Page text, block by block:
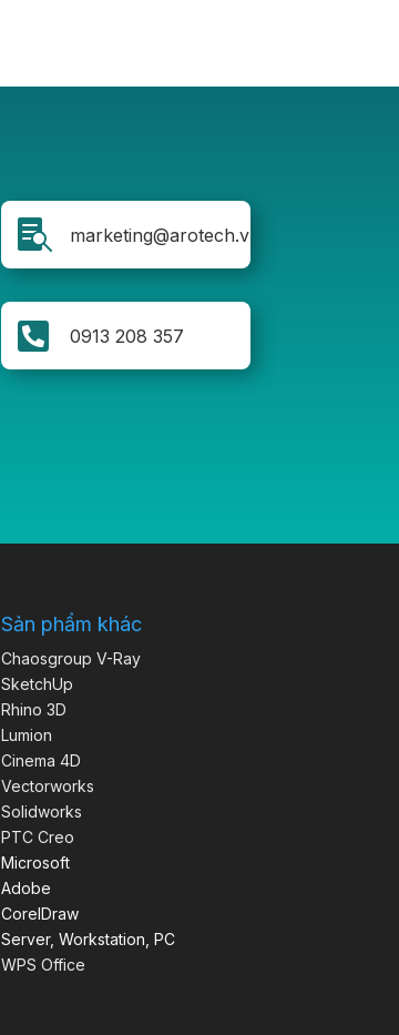
 marketing@arotech.vn
 0913 208 357
Sản phẩm khác
Chaosgroup V-Ray
SketchUp
Rhino 3D
Lumion
Cinema 4D
Vectorworks
Solidworks
PTC Creo
Microsoft
Adobe
CorelDraw
Server, Workstation, PC
WPS Office